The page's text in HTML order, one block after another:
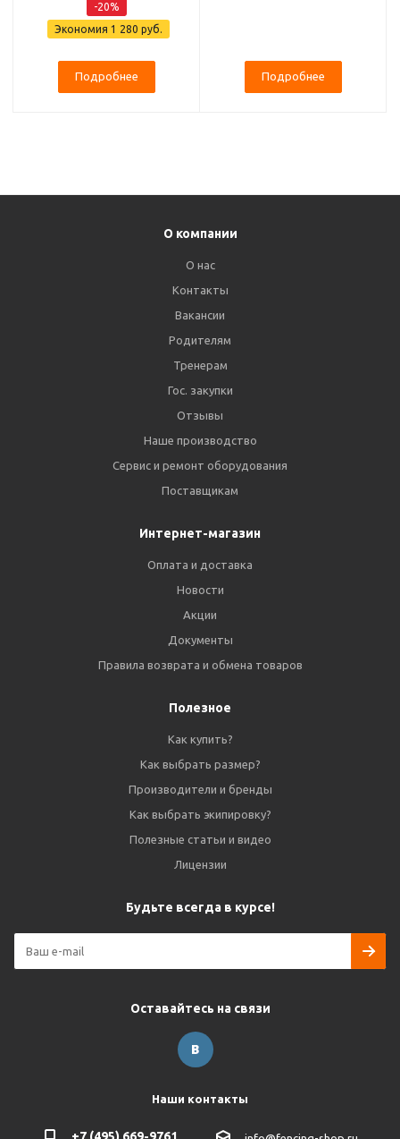
-20%
Экономия 1 280 руб.
Подробнее Подробнее
О компании
О нас
Контакты
Вакансии
Родителям
Тренерам
Гос. закупки
Отзывы
Наше производство
Сервис и ремонт оборудования
Поставщикам
Интернет-магазин
Оплата и доставка
Новости
Акции
Документы
Правила возврата и обмена товаров
Полезное
Как купить?
Как выбрать размер?
Производители и бренды
Как выбрать экипировку?
Полезные статьи и видео
Лицензии
Будьте всегда в курсе!
Оставайтесь на связи
Наши контакты